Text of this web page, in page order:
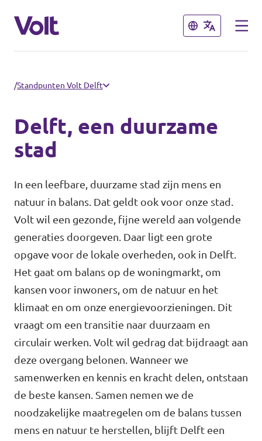
Sluiten
Overzicht fracties en communities
Overzicht fracties en communities
Fracties
Zuid-Holland
Delft
Rotterdam
Communities
Den Haag
Leiden
Leidschendam-Voorburg
Sluiten
Standpunten
Mensen
Nieuws
Agenda
/Standpunten Volt Delft
Delft, een duurzame
stad
In een leefbare, duurzame stad zijn mens en
natuur in balans. Dat geldt ook voor onze stad.
Volt wil een gezonde, fijne wereld aan volgende
generaties doorgeven. Daar ligt een grote
opgave voor de lokale overheden, ook in Delft.
Het gaat om balans op de woningmarkt, om
kansen voor inwoners, om de natuur en het
klimaat en om onze energievoorzieningen. Dit
vraagt om een transitie naar duurzaam en
circulair werken. Volt wil gedrag dat bijdraagt aan
deze overgang belonen. Wanneer we
samenwerken en kennis en kracht delen, ontstaan
de beste kansen. Samen nemen we de
noodzakelijke maatregelen om de balans tussen
mens en natuur te herstellen, blijft Delft een